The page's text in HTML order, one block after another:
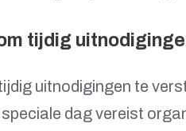
tijdig
uitnodigingen te
dag vereist